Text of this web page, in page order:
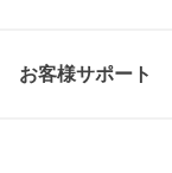
お客様サポート